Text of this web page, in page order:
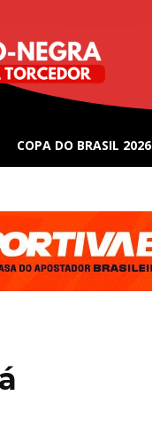
COPA DO BRASIL 2026